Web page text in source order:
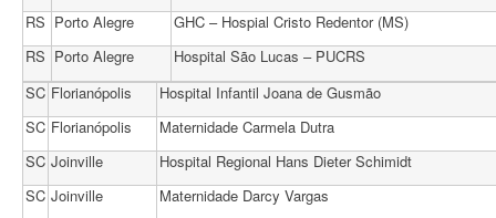
RS Porto Alegre
GHC – Hospial Cristo Redentor (MS)
RS Porto Alegre
Hospital São Lucas – PUCRS
SC Florianópolis
Hospital Infantil Joana de Gusmão
SC Florianópolis
Maternidade Carmela Dutra
SC Joinville
Hospital Regional Hans Dieter Schimidt
SC Joinville
Maternidade Darcy Vargas